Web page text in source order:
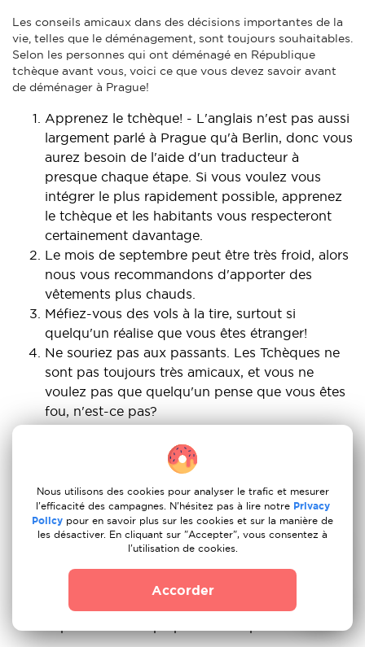
Les conseils amicaux dans des décisions importantes de la
vie, telles que le déménagement, sont toujours souhaitables.
Selon les personnes qui ont déménagé en République
tchèque avant vous, voici ce que vous devez savoir avant
de déménager à Prague!
Apprenez le tchèque! - L'anglais n'est pas aussi
largement parlé à Prague qu'à Berlin, donc vous
aurez besoin de l'aide d'un traducteur à
presque chaque étape. Si vous voulez vous
intégrer le plus rapidement possible, apprenez
le tchèque et les habitants vous respecteront
certainement davantage.
Le mois de septembre peut être très froid, alors
nous vous recommandons d'apporter des
vêtements plus chauds.
Méfiez-vous des vols à la tire, surtout si
quelqu'un réalise que vous êtes étranger!
Ne souriez pas aux passants. Les Tchèques ne
sont pas toujours très amicaux, et vous ne
voulez pas que quelqu'un pense que vous êtes
fou, n'est-ce pas?
développement des transports en commun à
Prague. Alors que le métro est le moyen le plus
rapide, les tramways et les bus sont plus faciles
à naviguer.
Méfiez-vous des attrape-touristes! Mangez et
sortez uniquement dans des endroits de
confiance, de préférence avec vos amis locaux.
Le temps peut être très pluvieux toute l'année,
alors soyez prêt à porter des bottes
Nous utilisons des cookies pour analyser le trafic et mesurer
l'efficacité des campagnes. N'hésitez pas à lire notre Privacy
Policy pour en savoir plus sur les cookies et sur la manière de
les désactiver. En cliquant sur "Accepter", vous consentez à
l'utilisation de cookies.
Accorder